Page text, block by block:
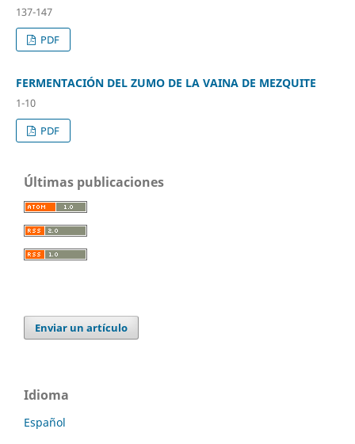
137-147
PDF
FERMENTACIÓN DEL ZUMO DE LA VAINA DE MEZQUITE
1-10
PDF
Últimas publicaciones
Enviar un artículo
Idioma
Español